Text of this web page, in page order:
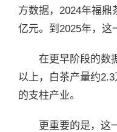
方数据，2024年福
亿元。到2025年，这
在更早阶段的数
以上，白茶产量约
的支柱产业。
更重要的是，这